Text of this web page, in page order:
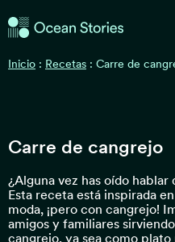
Historias del Océano
Inicio : Recetas : Carre de
Carre de cangrejo
¿Alguna vez has oído
Esta receta está inspirada
moda, ¡pero con cangrejo!
amigos y familiares
cangrejo, ya sea como